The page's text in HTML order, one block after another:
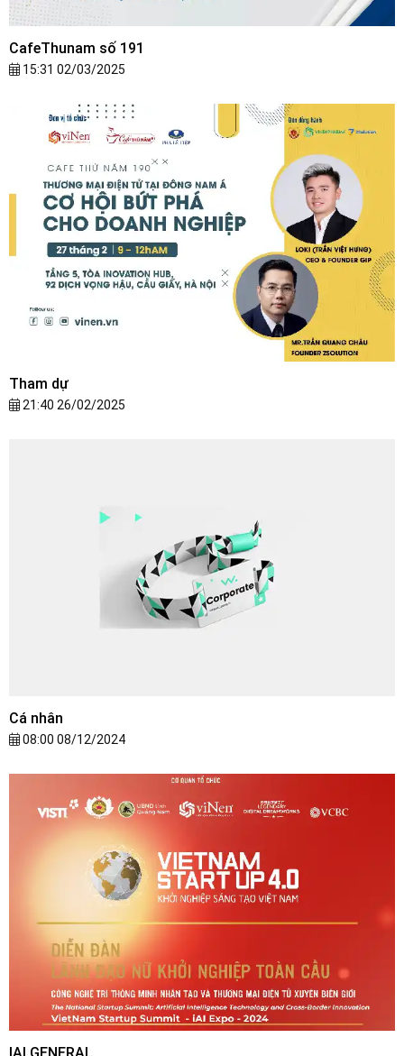
CafeThunam số 191
15:31 02/03/2025
Tham dự
21:40 26/02/2025
Cá nhân
08:00 08/12/2024